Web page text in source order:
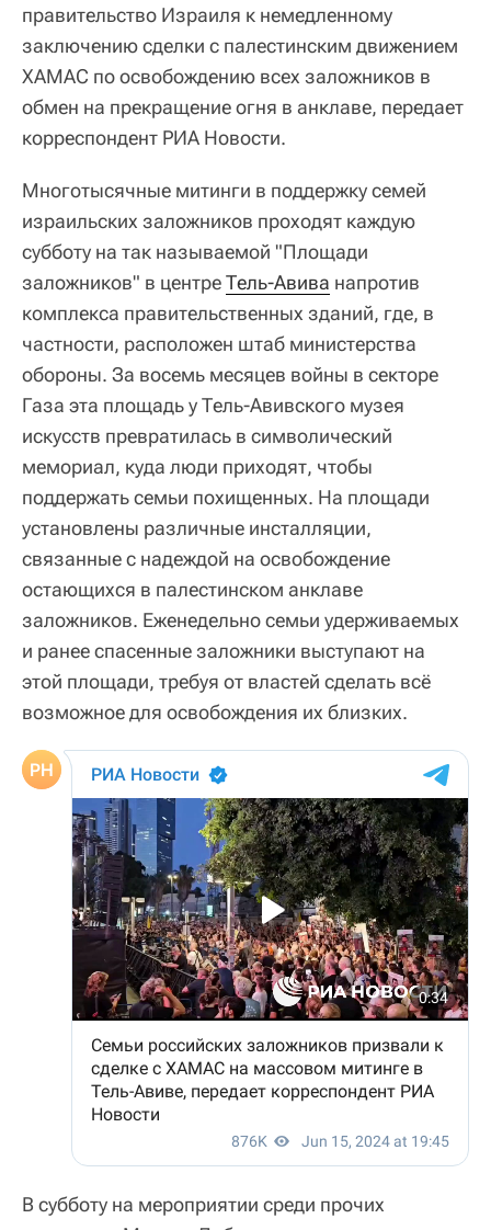
правительство Израиля к немедленному
заключению сделки с палестинским движением
ХАМАС по освобождению всех заложников в
обмен на прекращение огня в анклаве, передает
корреспондент РИА Новости.
Многотысячные митинги в поддержку семей
израильских заложников проходят каждую
субботу на так называемой "Площади
заложников" в центреТель-Авива напротив
комплекса правительственных зданий, где, в
частности, расположен штаб министерства
обороны. За восемь месяцев войны в секторе
Газа эта площадь у Тель-Авивского музея
искусств превратилась в символический
мемориал, куда люди приходят, чтобы
поддержать семьи похищенных. На площади
установлены различные инсталляции,
связанные с надеждой на освобождение
остающихся в палестинском анклаве
заложников. Еженедельно семьи удерживаемых
и ранее спасенные заложники выступают на
этой площади, требуя от властей сделать всё
возможное для освобождения их близких.
В субботу на мероприятии среди прочих